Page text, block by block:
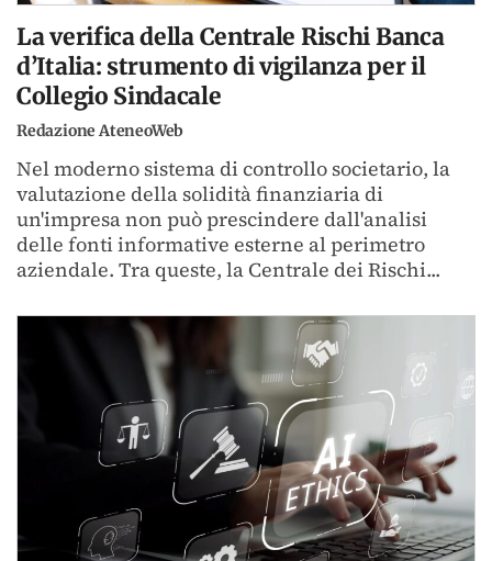
La verifica della Centrale Rischi Banca
d’Italia: strumento di vigilanza per il
Collegio Sindacale
Redazione AteneoWeb
Nel moderno sistema di controllo societario, la
valutazione della solidità finanziaria di
un'impresa non può prescindere dall'analisi
delle fonti informative esterne al perimetro
aziendale. Tra queste, la Centrale dei Rischi...